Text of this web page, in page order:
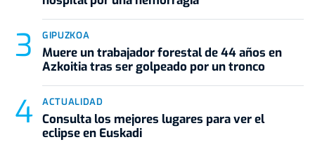
GIPUZKOA
Muere un trabajador forestal de 44 años en
Azkoitia tras ser golpeado por un tronco
ACTUALIDAD
Consulta los mejores lugares para ver el
eclipse en Euskadi